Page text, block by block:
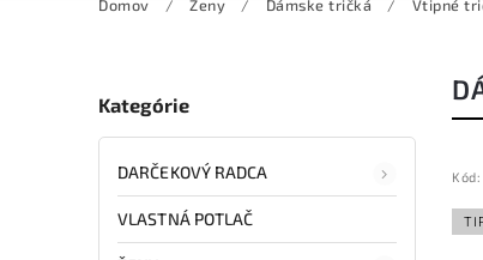
Domov / Ženy / Dámske tričká / Vtipné
Kategórie
DARČEKOVÝ RADCA
VLASTNÁ POTLAČ
Kód: